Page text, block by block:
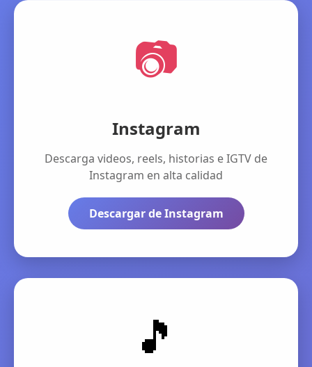
📷
Instagram
Descarga videos, reels, historias e IGTV de
Instagram en alta calidad
Descargar de Instagram
🎵